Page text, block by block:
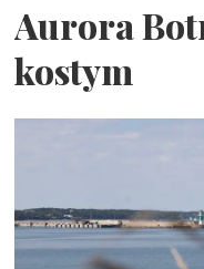
Aurora
kostym